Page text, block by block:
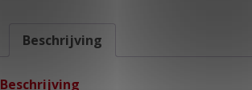
Beschrijving
Beschrijving